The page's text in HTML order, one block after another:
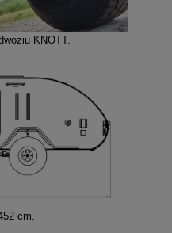
KNOTT.
cm.